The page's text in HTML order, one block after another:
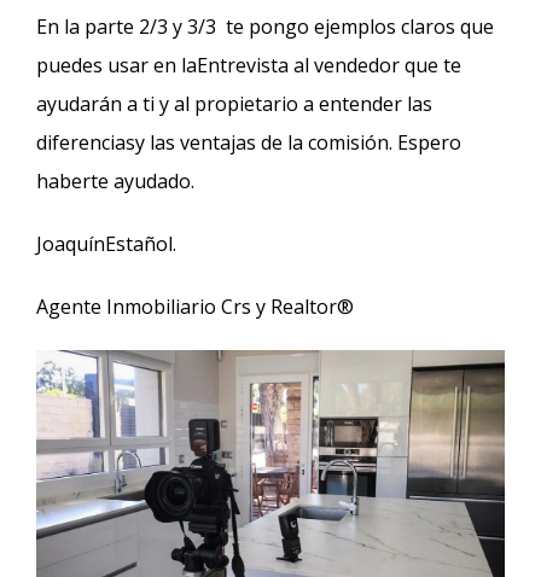
En la parte 2/3 y 3/3 te pongo ejemplos claros que
puedes usar en laEntrevista al vendedor que te
ayudarán a ti y al propietario a entender las
diferenciasy las ventajas de la comisión. Espero
haberte ayudado.
JoaquínEstañol.
Agente Inmobiliario Crs y Realtor®